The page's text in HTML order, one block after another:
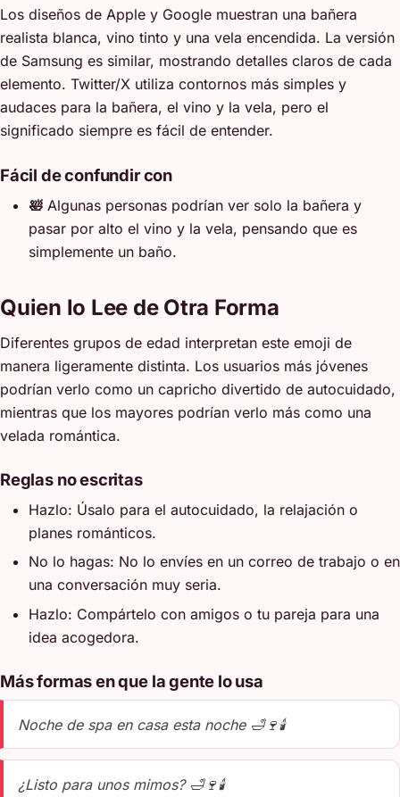
Los diseños de Apple y Google muestran una bañera
realista blanca, vino tinto y una vela encendida. La versión
de Samsung es similar, mostrando detalles claros de cada
elemento. Twitter/X utiliza contornos más simples y
audaces para la bañera, el vino y la vela, pero el
significado siempre es fácil de entender.
Fácil de confundir con
🛀 Algunas personas podrían ver solo la bañera y
pasar por alto el vino y la vela, pensando que es
simplemente un baño.
Quien lo Lee de Otra Forma
Diferentes grupos de edad interpretan este emoji de
manera ligeramente distinta. Los usuarios más jóvenes
podrían verlo como un capricho divertido de autocuidado,
mientras que los mayores podrían verlo más como una
velada romántica.
Reglas no escritas
Hazlo: Úsalo para el autocuidado, la relajación o
planes románticos.
No lo hagas: No lo envíes en un correo de trabajo o en
una conversación muy seria.
Hazlo: Compártelo con amigos o tu pareja para una
idea acogedora.
Más formas en que la gente lo usa
Noche de spa en casa esta noche 🛁🍷🕯️
¿Listo para unos mimos? 🛁🍷🕯️